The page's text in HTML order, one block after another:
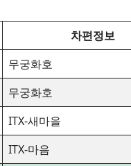
차편정보
무궁화호
무궁화호
ITX-새마을
ITX-마음